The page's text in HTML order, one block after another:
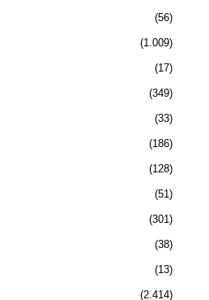
56
1.009
17
349
33
186
128
51
301
38
13
2.414